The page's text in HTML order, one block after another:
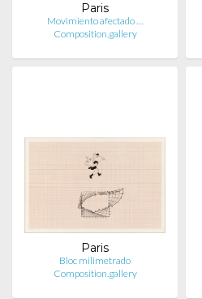
Paris
Movimiento afectado …
Composition.gallery
Paris
Bloc milimetrado
Composition.gallery